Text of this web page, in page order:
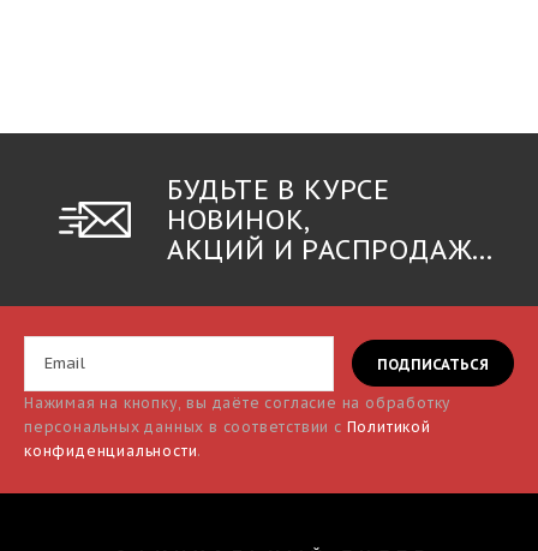
БУДЬТЕ В КУРСЕ
НОВИНОК,
АКЦИЙ И РАСПРОДАЖ...
Нажимая на кнопку, вы даёте согласие на обработку
персональных данных в соответствии с Политикой
конфиденциальности.